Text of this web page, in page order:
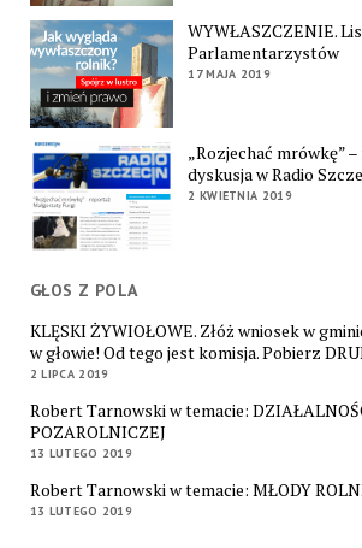
WYWŁASZCZENIE.
Parlamentarzystów
17 MAJA 2019
„Rozjechać mrówkę”
dyskusja w Radio
2 KWIETNIA 2019
GŁOS Z POLA
KLĘSKI ŻYWIOŁOWE. Złóż wniosek w
w głowie! Od tego jest komisja. Pobierz
2 LIPCA 2019
Robert Tarnowski w temacie:
POZAROLNICZEJ
13 LUTEGO 2019
Robert Tarnowski w temacie: MŁODY
13 LUTEGO 2019